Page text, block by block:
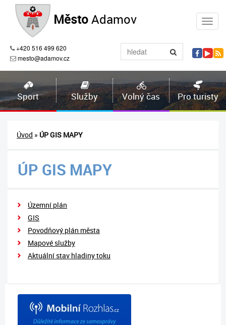
MěstoAdamov
+420 516 499 620
mesto@adamov.cz
Sport Služby Volný čas Pro turisty
Úvod » ÚP GIS MAPY
ÚP GIS MAPY
Územní plán
GIS
Povodňový plán města
Mapové služby
Aktuální stav hladiny toku